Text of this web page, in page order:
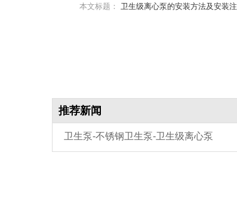
本文标题： 卫生级离心泵的安装方法及安装
推荐新闻
卫生泵-不锈钢卫生泵-卫生级离心泵